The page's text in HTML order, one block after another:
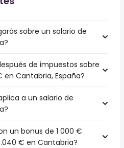
sobre un salario de
de impuestos sobre
en Cantabria, España?
a un salario de
un bonus de 1 000 €
€ en Cantabria?